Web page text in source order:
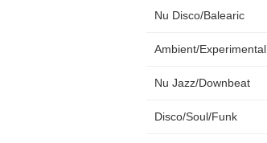
Nu Disco/Balearic
Ambient/Experimental
Nu Jazz/Downbeat
Disco/Soul/Funk